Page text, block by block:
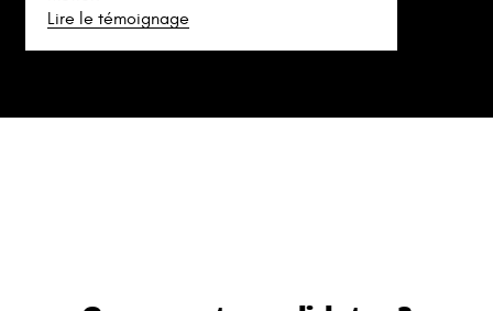
Lire le témoignage